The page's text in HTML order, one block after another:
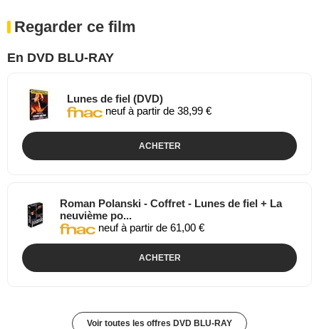
Regarder ce film
En DVD BLU-RAY
Lunes de fiel (DVD)
neuf à partir de 38,99 €
ACHETER
Roman Polanski - Coffret - Lunes de fiel + La
neuvième po...
neuf à partir de 61,00 €
ACHETER
Voir toutes les offres DVD BLU-RAY